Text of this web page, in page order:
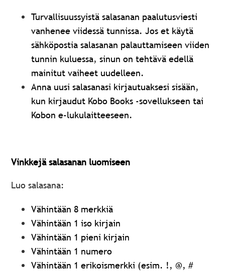
Turvallisuussyistä salasanan paalutusviesti
vanhenee viidessä tunnissa. Jos et käytä
sähköpostia salasanan palauttamiseen viiden
tunnin kuluessa, sinun on tehtävä edellä
mainitut vaiheet uudelleen.
Anna uusi salasanasi kirjautuaksesi sisään,
kun kirjaudut Kobo Books -sovellukseen tai
Kobon e-lukulaitteeseen.
Vinkkejä salasanan luomiseen
Luo salasana:
Vähintään 8 merkkiä
Vähintään 1 iso kirjain
Vähintään 1 pieni kirjain
Vähintään 1 numero
Vähintään 1 erikoismerkki (esim. !, @, #